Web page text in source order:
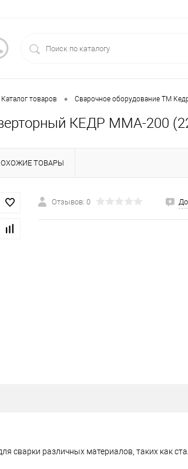
Каталог товаров • Сварочное оборудование ТМ
КЕДР MMA-200
ТОВАРЫ
Отзывов: 0
сварки различных материалов, таких как